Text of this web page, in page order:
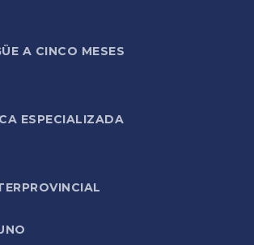
A CINCO MESES
ESPECIALIZADA